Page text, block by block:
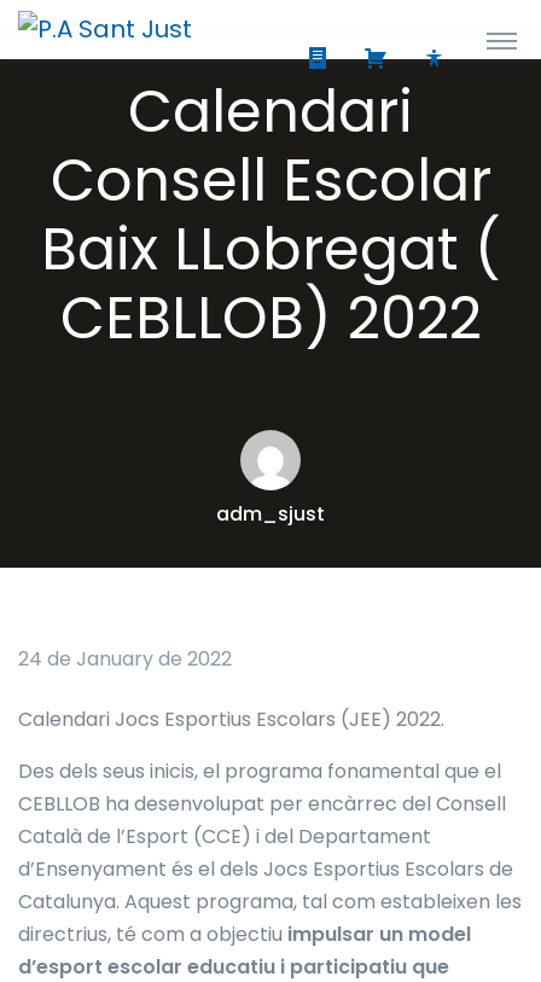
Calendari
Consell Escolar
Baix LLobregat (
CEBLLOB) 2022
adm_sjust
24 de January de 2022
Calendari Jocs Esportius Escolars (JEE) 2022.
Des dels seus inicis, el programa fonamental que el
CEBLLOB ha desenvolupat per encàrrec del Consell
Català de l’Esport (CCE) i del Departament
d’Ensenyament és el dels Jocs Esportius Escolars de
Catalunya. Aquest programa, tal com estableixen les
directrius, té com a objectiu impulsar un model
d’esport escolar educatiu i participatiu que